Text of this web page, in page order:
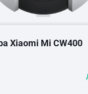
Xiaomi Mi CW400